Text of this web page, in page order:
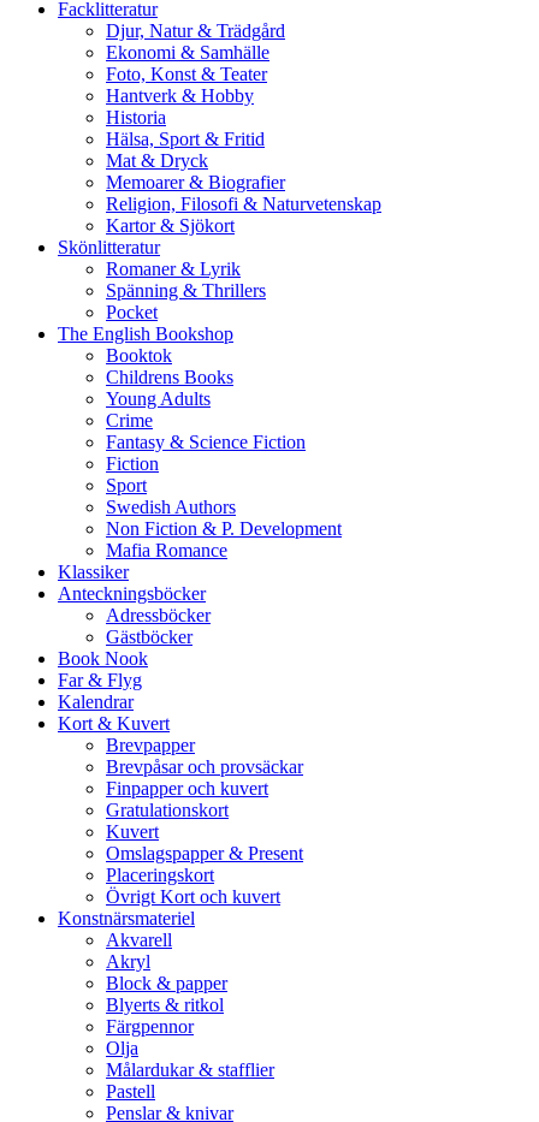
Facklitteratur
Djur, Natur & Trädgård
Ekonomi & Samhälle
Foto, Konst & Teater
Hantverk & Hobby
Historia
Hälsa, Sport & Fritid
Mat & Dryck
Memoarer & Biografier
Religion, Filosofi & Naturvetenskap
Kartor & Sjökort
Skönlitteratur
Romaner & Lyrik
Spänning & Thrillers
Pocket
The English Bookshop
Booktok
Childrens Books
Young Adults
Crime
Fantasy & Science Fiction
Fiction
Sport
Swedish Authors
Non Fiction & P. Development
Mafia Romance
Klassiker
Anteckningsböcker
Adressböcker
Gästböcker
Book Nook
Far & Flyg
Kalendrar
Kort & Kuvert
Brevpapper
Brevpåsar och provsäckar
Finpapper och kuvert
Gratulationskort
Kuvert
Omslagspapper & Present
Placeringskort
Övrigt Kort och kuvert
Konstnärsmateriel
Akvarell
Akryl
Block & papper
Blyerts & ritkol
Färgpennor
Olja
Målardukar & stafflier
Pastell
Penslar & knivar